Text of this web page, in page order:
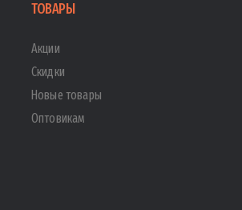
ТОВАРЫ
Акции
Скидки
Новые товары
Оптовикам